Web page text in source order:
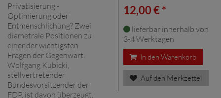
Privatisierung -
Optimierung oder
Entmenschlichung? Zwei
diametrale Positionen zu
einer der wichtigsten
Fragen der Gegenwart:
Wolfgang Kubicki,
stellvertretender
Bundesvorsitzender der
FDP, ist davon überzeugt,
12,00 € *
lieferbar innerhalb von
3-4 Werktagen
In den Warenkorb
Auf den Merkzettel